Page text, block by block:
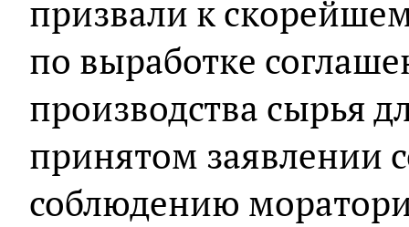
призвали к
по выработке
производства сырья
принятом заявлении
соблюдению